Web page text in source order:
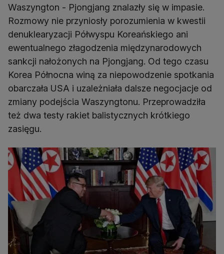
Waszyngton - Pjongjang znalazły się w impasie.
Rozmowy nie przyniosły porozumienia w kwestii
denuklearyzacji Półwyspu Koreańskiego ani
ewentualnego złagodzenia międzynarodowych
sankcji nałożonych na Pjongjang. Od tego czasu
Korea Północna winą za niepowodzenie spotkania
obarczała USA i uzależniała dalsze negocjacje od
zmiany podejścia Waszyngtonu. Przeprowadziła
też dwa testy rakiet balistycznych krótkiego
zasięgu.